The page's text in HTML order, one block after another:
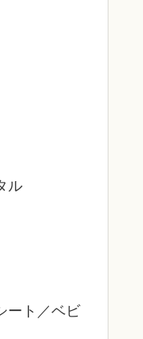
ル
ート／ベビ